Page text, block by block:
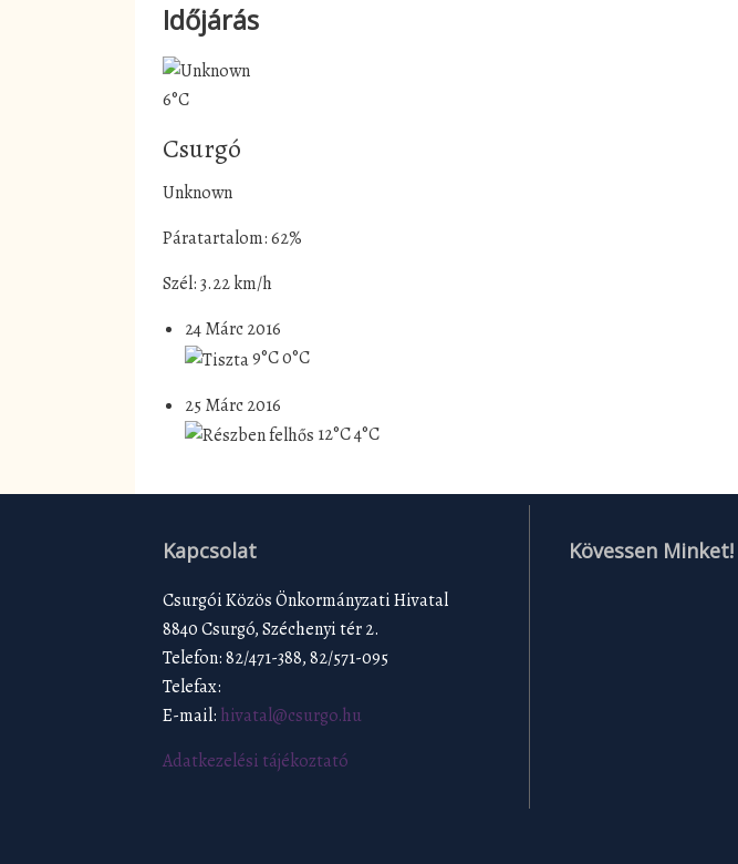
Időjárás
6°C
Csurgó
Unknown
Páratartalom: 62%
Szél: 3.22 km/h
24 Márc 2016
9°C0°C
25 Márc 2016
12°C4°C
Kapcsolat
Csurgói Közös Önkormányzati Hivatal
8840 Csurgó, Széchenyi tér 2.
Telefon: 82/471-388, 82/571-095
Telefax:
E-mail: hivatal@csurgo.hu
Adatkezelési tájékoztató
Kövessen Minket!